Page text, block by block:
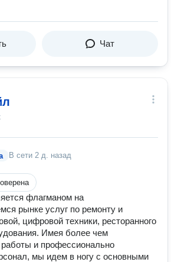
Чат
В сети 2 д. назад
флагманом на
рынке услуг по ремонту и
цифровой техники, ресторанного
Имея более чем
и профессионально
мы идем в ногу с основными